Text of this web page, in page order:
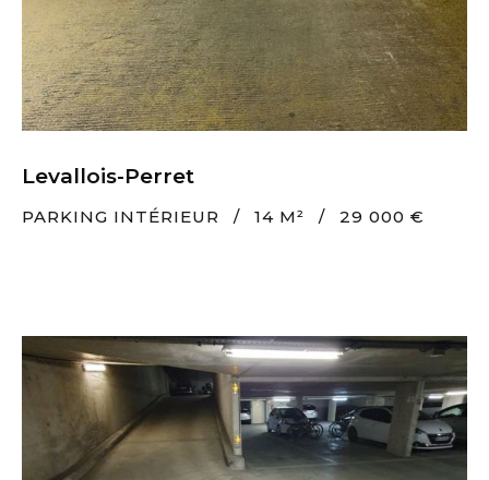
Levallois-Perret
PARKING INTÉRIEUR / 14 M² / 29 000 €